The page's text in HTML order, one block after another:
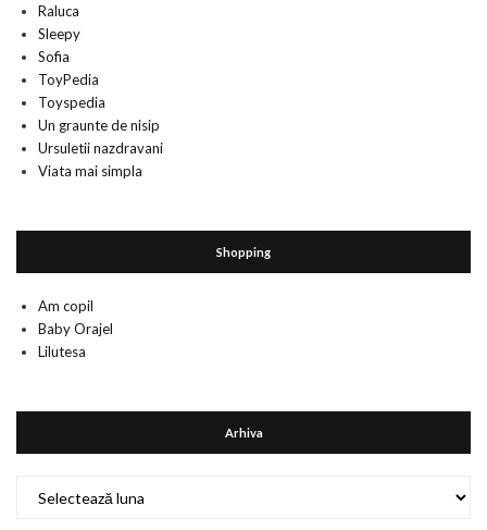
Raluca
Sleepy
Sofia
ToyPedia
Toyspedia
Un graunte de nisip
Ursuletii nazdravani
Viata mai simpla
Shopping
Am copil
Baby Orajel
Lilutesa
Arhiva